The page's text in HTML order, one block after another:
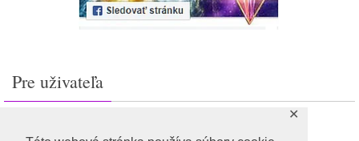
✕
Pre uživateľa
Feed záznamov